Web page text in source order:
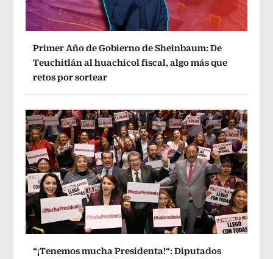
Primer Año de Gobierno de Sheinbaum: De
Teuchitlán al huachicol fiscal, algo más que
retos por sortear
“¡Tenemos mucha Presidenta!“: Diputados